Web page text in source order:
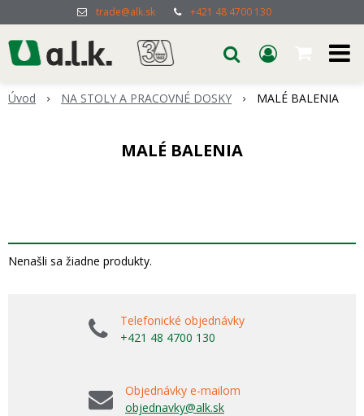
trade@alk.sk +421 48 4700 130
Úvod NA STOLY A PRACOVNÉ DOSKY MALÉ BALENIA
MALÉ BALENIA
Nenašli sa žiadne produkty.
Telefonické objednávky
+421 48 4700 130
Objednávky e-mailom
objednavky@alk.sk